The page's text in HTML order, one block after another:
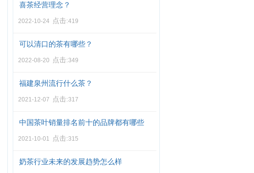
喜茶经营理念？
2022-10-24 点击:419
可以清口的茶有哪些？
2022-08-20 点击:349
福建泉州流行什么茶？
2021-12-07 点击:317
中国茶叶销量排名前十的品牌都有哪些
2021-10-01 点击:315
奶茶行业未来的发展趋势怎么样